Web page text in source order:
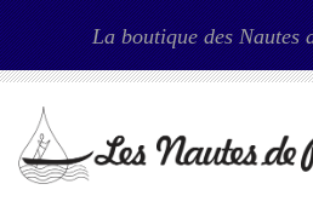
La boutique des Nautes